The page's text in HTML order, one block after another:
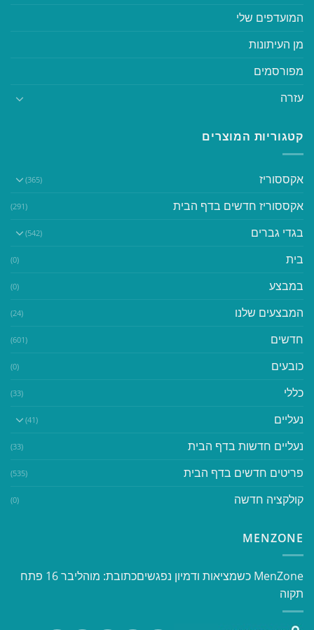
המועדפים שלי
מן העיתונות
מפורסמים
עזרה
קטגוריות המוצרים
אקססוריז (365)
אקססוריז חדשים בדף הבית (291)
בגדי גברים (542)
בית (0)
במבצע (0)
המבצעים שלנו (24)
חדשים (601)
כובעים (0)
כללי (33)
נעליים (41)
נעליים חדשות בדף הבית (33)
פריטים חדשים בדף הבית (535)
קולקציה חדשה (0)
MENZONE
​​MenZone כשמציאות ודמיון נפגשים​ כתובת: מוהליבר 16 פתח
תקוה